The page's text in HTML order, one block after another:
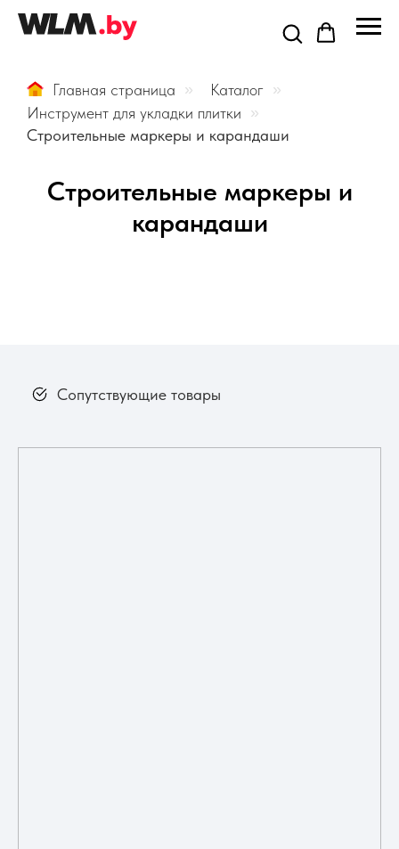
Главная страница » Каталог »
Инструмент для укладки плитки »
Строительные маркеры и карандаши
Строительные маркеры и
карандаши
Сопутствующие товары